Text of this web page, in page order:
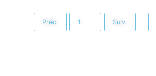
Préc. Suiv.